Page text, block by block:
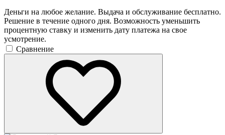
Деньги на любое желание. Выдача и обслуживание бесплатно.
Решение в течение одного дня. Возможность уменьшить
процентную ставку и изменить дату платежа на свое
усмотрение.
Сравнение